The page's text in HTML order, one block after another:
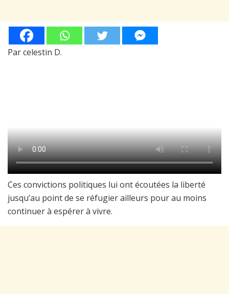
Par celestin D.
Ces convictions politiques lui ont écoutées la liberté
jusqu’au point de se réfugier ailleurs pour au moins
continuer à espérer à vivre.